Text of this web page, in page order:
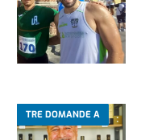
TRE DOMANDE A